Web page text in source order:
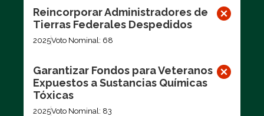
Reincorporar Administradores de
Tierras Federales Despedidos
2025Voto Nominal: 68
Garantizar Fondos para Veteranos
Expuestos a Sustancias Químicas
Tóxicas
2025Voto Nominal: 83